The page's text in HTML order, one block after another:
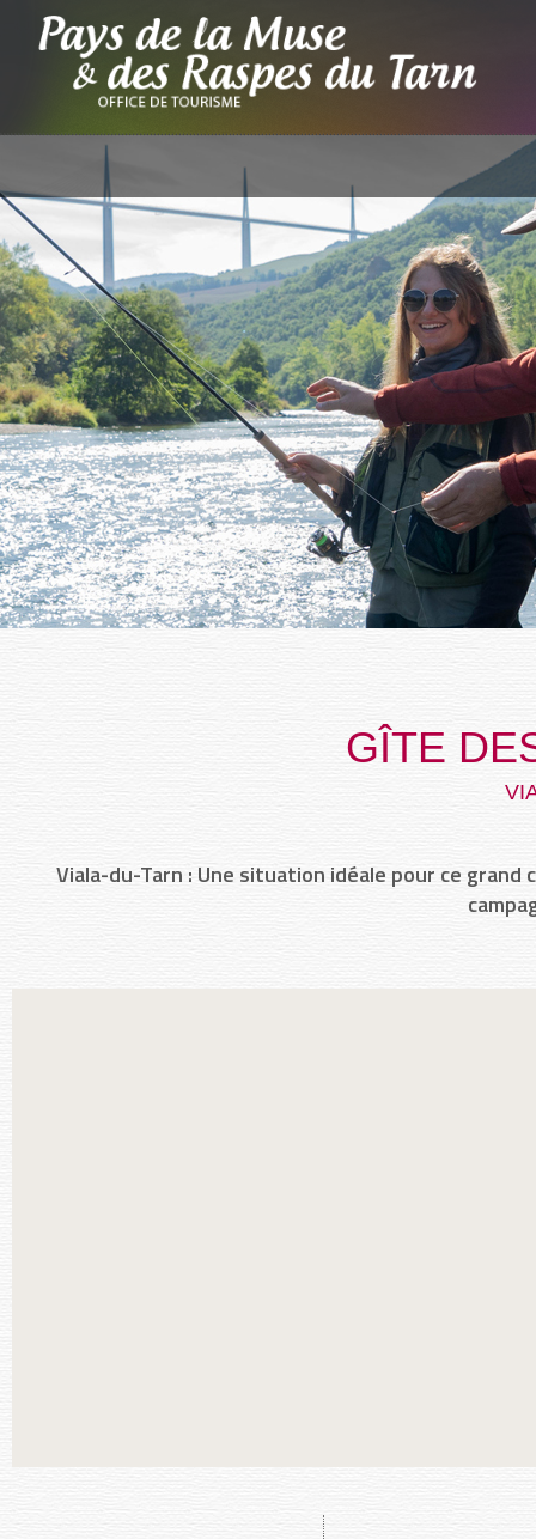
GÎTE
Viala-du-Tarn : Une situation idéale pour ce